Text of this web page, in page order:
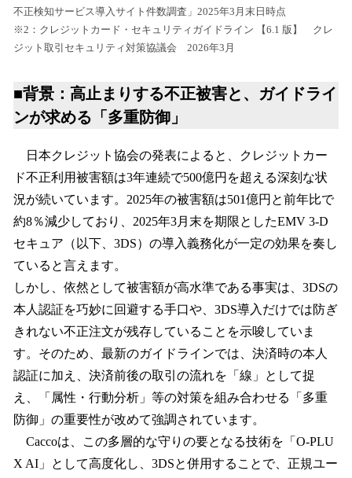
不正検知サービス導入サイト件数調査」2025年3月末日時点
※2：クレジットカード・セキュリティガイドライン 【6.1 版】 クレ
ジット取引セキュリティ対策協議会 2026年3月
■背景：高止まりする不正被害と、ガイドライ
ンが求める「多重防御」
日本クレジット協会の発表によると、クレジットカー
ド不正利用被害額は3年連続で500億円を超える深刻な状
況が続いています。2025年の被害額は501億円と前年比で
約8％減少しており、2025年3月末を期限としたEMV 3-D
セキュア（以下、3DS）の導入義務化が一定の効果を奏し
ていると言えます。
しかし、依然として被害額が高水準である事実は、3DSの
本人認証を巧妙に回避する手口や、3DS導入だけでは防ぎ
きれない不正注文が残存していることを示唆していま
す。そのため、最新のガイドラインでは、決済時の本人
認証に加え、決済前後の取引の流れを「線」として捉
え、「属性・行動分析」等の対策を組み合わせる「多重
防御」の重要性が改めて強調されています。
Caccoは、この多層的な守りの要となる技術を「O-PLU
X AI」として高度化し、3DSと併用することで、正規ユー